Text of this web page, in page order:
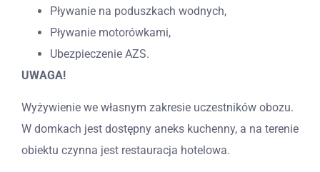
Pływanie na poduszkach wodnych,
Pływanie motorówkami,
Ubezpieczenie AZS.
UWAGA!
Wyżywienie we własnym zakresie uczestników obozu.
W domkach jest dostępny aneks kuchenny, a na terenie
obiektu czynna jest restauracja hotelowa.